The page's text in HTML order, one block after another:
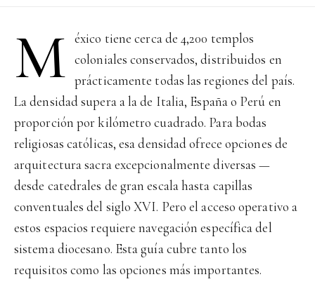
M éxico tiene cerca de 4,200 templos
coloniales conservados, distribuidos en
prácticamente todas las regiones del país.
La densidad supera a la de Italia, España o Perú en
proporción por kilómetro cuadrado. Para bodas
religiosas católicas, esa densidad ofrece opciones de
arquitectura sacra excepcionalmente diversas —
desde catedrales de gran escala hasta capillas
conventuales del siglo XVI. Pero el acceso operativo a
estos espacios requiere navegación específica del
sistema diocesano. Esta guía cubre tanto los
requisitos como las opciones más importantes.